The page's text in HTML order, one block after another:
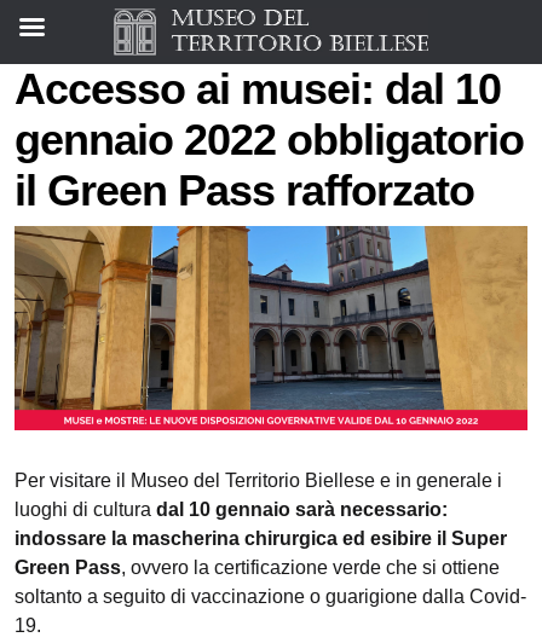
Accesso ai musei: dal 10
gennaio 2022 obbligatorio
il Green Pass rafforzato
Per visitare il Museo del Territorio Biellese e in generale i
luoghi di cultura dal 10 gennaio sarà necessario:
indossare la mascherina chirurgica ed esibire il Super
Green Pass, ovvero la certificazione verde che si ottiene
soltanto a seguito di vaccinazione o guarigione dalla Covid-
19.